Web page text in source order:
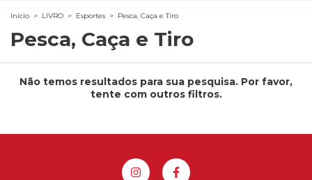
Início > LIVRO > Esportes > Pesca, Caça e Tiro
Pesca, Caça e Tiro
Não temos resultados para sua pesquisa. Por favor,
tente com outros filtros.